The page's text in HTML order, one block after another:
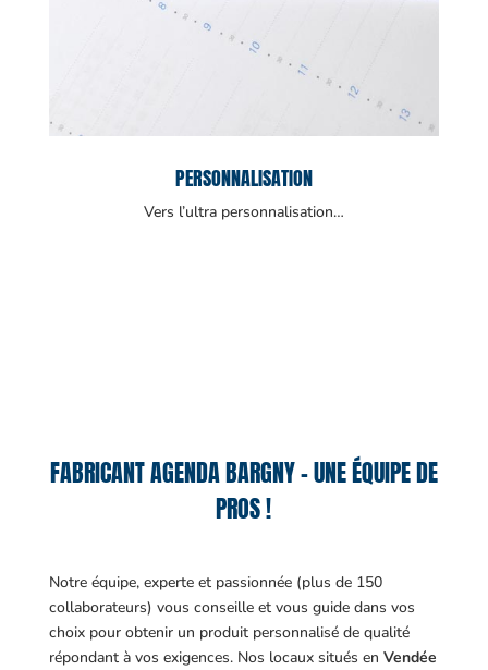
PERSONNALISATION
Vers l’ultra personnalisation…
FABRICANT AGENDA BARGNY – UNE ÉQUIPE DE
PROS !
Notre équipe, experte et passionnée (plus de 150
collaborateurs) vous conseille et vous guide dans vos
choix pour obtenir un produit personnalisé de qualité
répondant à vos exigences. Nos locaux situés en Vendée